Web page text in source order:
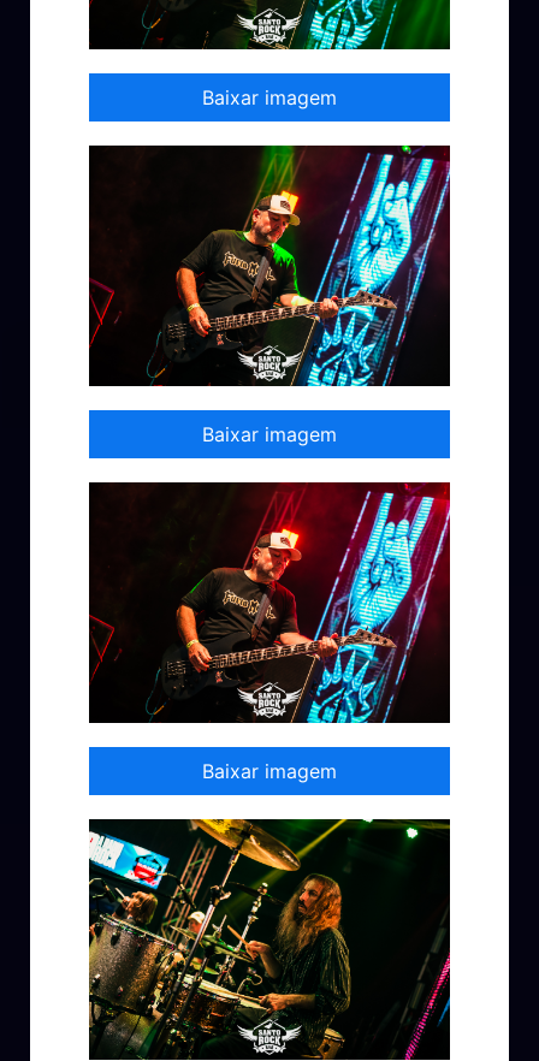
Baixar imagem
Baixar imagem
Baixar imagem